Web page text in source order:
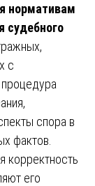
нормативам
судебного
с
спора в
фактов.
корректность
его